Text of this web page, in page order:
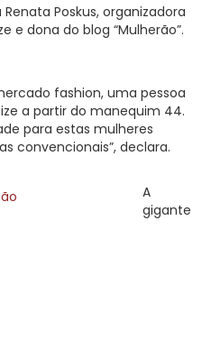
Poskus, organizadora
e dona do blog “Mulherão”.
fashion, uma pessoa
a partir do manequim 44.
para estas mulheres
convencionais”, declara.
A
gigante